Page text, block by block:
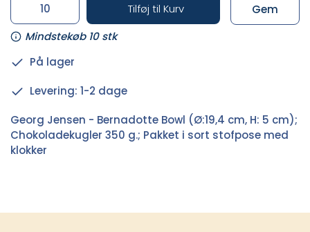
Tilføj til Kurv
Mindstekøb 10 stk
Gem
På lager
Levering: 1-2 dage
Georg Jensen - Bernadotte Bowl (Ø:19,4 cm, H: 5 cm);
Chokoladekugler 350 g.; Pakket i sort stofpose med
klokker